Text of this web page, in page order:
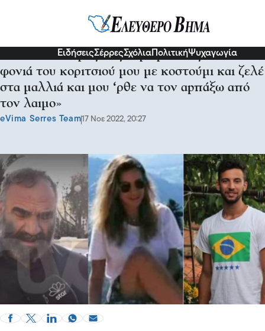
ΕιδήσειςΣέρρεςΣχόλια ΠολιτικήΨυχαγωγία
Ξεσπά ο πατέρας της Γαρυφαλλιάς: «Είδα τον
φονιά του κοριτσιού μου με κοστούμι και ζελέ
στα μαλλιά και μου ‘ρθε να τον αpπάξω από
τον λαιμo»
eVima Serres Team17 Νοε 2022, 20:27